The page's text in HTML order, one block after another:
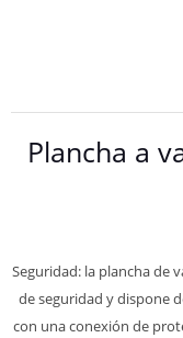
Plancha a
Seguridad: la plancha de
de seguridad y dispone
con una conexión de